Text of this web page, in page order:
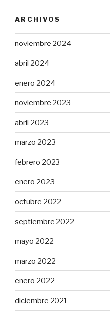
ARCHIVOS
noviembre 2024
abril 2024
enero 2024
noviembre 2023
abril 2023
marzo 2023
febrero 2023
enero 2023
octubre 2022
septiembre 2022
mayo 2022
marzo 2022
enero 2022
diciembre 2021